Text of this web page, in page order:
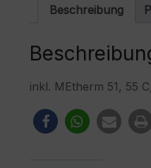
Beschreibung
inkl. MEtherm 51, 55